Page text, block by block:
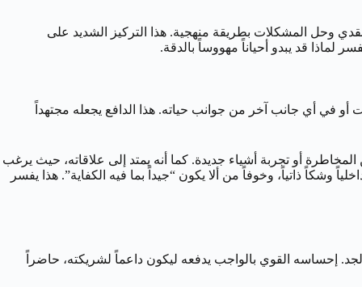
وحل المشكلات بطريقة منهجية. هذا التركيز الشديد على
لماذا قد يبدو أحياناً مهووساً بالدقة.
في أي جانب آخر من جوانب حياته. هذا الدافع يجعله مجتهداً
أو تجربة أشياء جديدة. كما أنه يمتد إلى علاقاته، حيث يرغب
وشكاً ذاتياً، وخوفاً من ألا يكون “جيداً بما فيه الكفاية”. هذا يفسر
إحساسه القوي بالواجب يدفعه ليكون داعماً لشريكته، حاضراً